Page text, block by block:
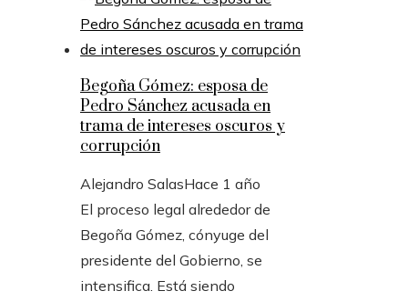
Begoña Gómez: esposa de
Pedro Sánchez acusada en
trama de intereses oscuros y
corrupción
Alejandro SalasHace 1 año
El proceso legal alrededor de
Begoña Gómez, cónyuge del
presidente del Gobierno, se
intensifica. Está siendo